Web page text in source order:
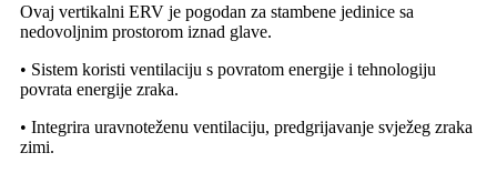
Ovaj vertikalni ERV je pogodan za stambene jedinice sa
nedovoljnim prostorom iznad glave.
• Sistem koristi ventilaciju s povratom energije i tehnologiju
povrata energije zraka.
• Integrira uravnoteženu ventilaciju, predgrijavanje svježeg zraka
zimi.